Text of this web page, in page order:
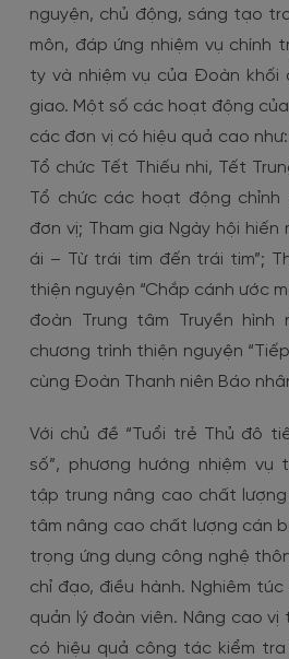
nguyện, chủ động, sáng tạo
môn, đáp ứng nhiệm vụ chính
ty và nhiệm vụ của Đoàn khối
giao. Một số các hoạt động
các đơn vị có hiệu quả cao
Tổ chức Tết Thiếu nhi, Tết
Tổ chức các hoạt động
đơn vị; Tham gia Ngày hội hiến
ái – Từ trái tim đến trái tim”;
thiện nguyện “Chắp cánh ước
đoàn Trung tâm Truyền hình
chương trình thiện nguyện
cùng Đoàn Thanh niên Báo
Với chủ đề “Tuổi trẻ Thủ đô
số”, phương hướng nhiệm vụ
tập trung nâng cao chất
tâm nâng cao chất lượng cán
trọng ứng dụng công nghệ
chỉ đạo, điều hành. Nghiêm
quản lý đoàn viên. Nâng cao
có hiệu quả công tác kiểm